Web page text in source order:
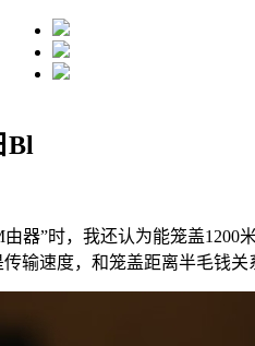
Bl
”时，我还认为能笼盖1200
传输速度，和笼盖距离半毛钱关